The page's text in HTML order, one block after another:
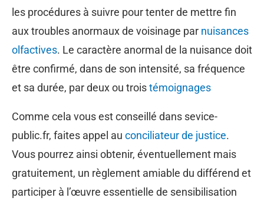
les procédures à suivre pour tenter de mettre fin
aux troubles anormaux de voisinage par nuisances
olfactives. Le caractère anormal de la nuisance doit
être confirmé, dans de son intensité, sa fréquence
et sa durée, par deux ou troistémoignages
Comme cela vous est conseillé dans sevice-
public.fr, faites appel au conciliateur de justice.
Vous pourrez ainsi obtenir, éventuellement mais
gratuitement, un règlement amiable du différend et
participer à l’œuvre essentielle de sensibilisation